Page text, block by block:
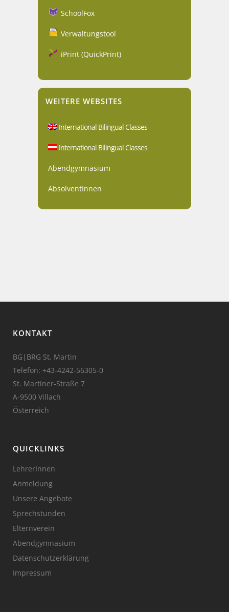
SchoolFox
Verwaltungstool
iPrint (QuickPrint)
WEITERE WEBSITES
International Bilingual Classes
International Bilingual Classes
Abendgymnasium
AbsolventInnen
KONTAKT
BG|BRG St. Martin
Telefon: +43-4242-56305-0
St. Martiner-Straße 7
A-9500 Villach
Österreich
QUICKLINKS
LehrerInnen
Anmeldung
Unsere Angebote
Sprechstunden
Elternverein
Abendgymnasium
Datenschutzerklärung
Impressum